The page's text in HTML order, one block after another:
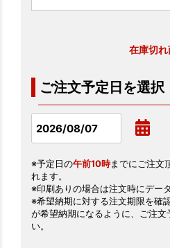
在庫切
ご注文予定日を選択
※予定日の午前10時までにご注文
れます。
※印刷ありの場合は注文時にデー
※希望納期に対する注文期限を確
が希望納期になるように、ご注文
い。